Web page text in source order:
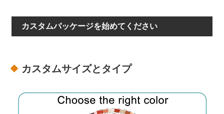
カスタムパッケージを始めてください
カスタムサイズとタイプ